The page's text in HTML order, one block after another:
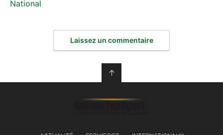
National
Laissez un commentaire
↑